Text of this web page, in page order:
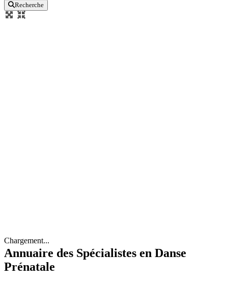
Recherche
Chargement...
Annuaire des Spécialistes en Danse
Prénatale